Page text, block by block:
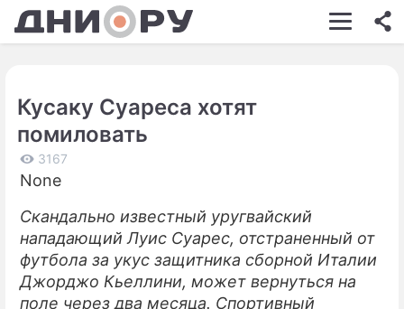
ШОУ-БИЗНЕС
КИНО
ЭКОНОМИКА
ПРОИСШЕСТВИЯ
СОННИК
Кусаку Суареса хотят
помиловать
3167
None
Скандально известный уругвайский
нападающий Луис Суарес, отстраненный от
футбола за укус защитника сборной Италии
Джорджо Кьеллини, может вернуться на
поле через два месяца. Спортивный